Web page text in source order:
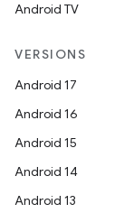
Android TV
VERSIONS
Android 17
Android 16
Android 15
Android 14
Android 13